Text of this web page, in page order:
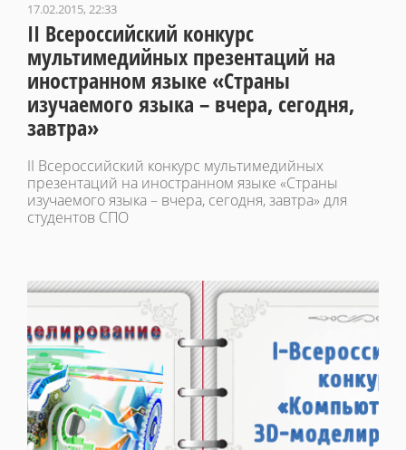
17.02.2015, 22:33
II Всероссийский конкурс
мультимедийных презентаций на
иностранном языке «Страны
изучаемого языка – вчера, сегодня,
завтра»
II Всероссийский конкурс мультимедийных
презентаций на иностранном языке «Страны
изучаемого языка – вчера, сегодня, завтра» для
студентов СПО